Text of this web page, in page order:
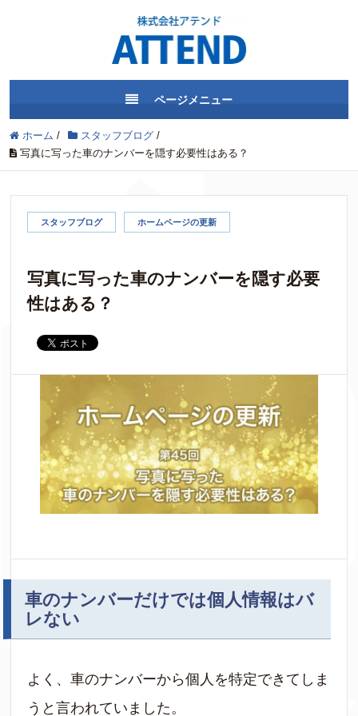
ページメニュー
ホーム / スタッフブログ /
写真に写った車のナンバーを隠す必要性はある？
スタッフブログ ホームページの更新
写真に写った車のナンバーを隠す必要
性はある？
車のナンバーだけでは個人情報はバ
レない
よく、車のナンバーから個人を特定できてしま
うと言われていました。